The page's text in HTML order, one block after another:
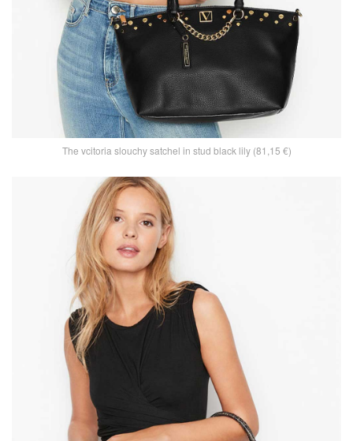
The vcitoria slouchy satchel in stud black lily (81,15 €)